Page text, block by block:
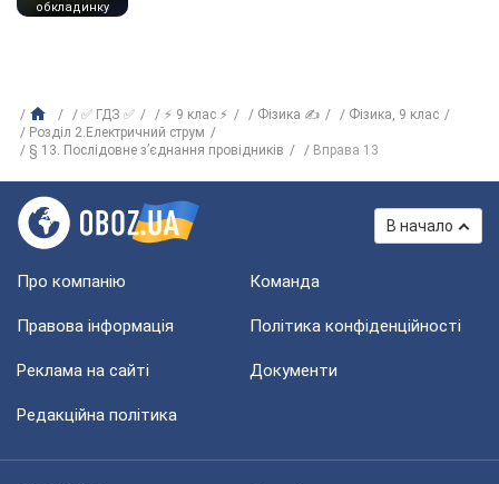
обкладинку
✅ ГДЗ ✅ ⚡ 9 клас ⚡ Фізика ✍
Фізика, 9 клас
Розділ 2.Електричний струм
§ 13. Послідовне з’єднання провідників
Вправа 13
В начало
Про компанію Команда
Правова інформація Політика конфіденційності
Реклама на сайті Документи
Редакційна політика